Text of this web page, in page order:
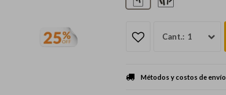
1
Métodos y costos de envío